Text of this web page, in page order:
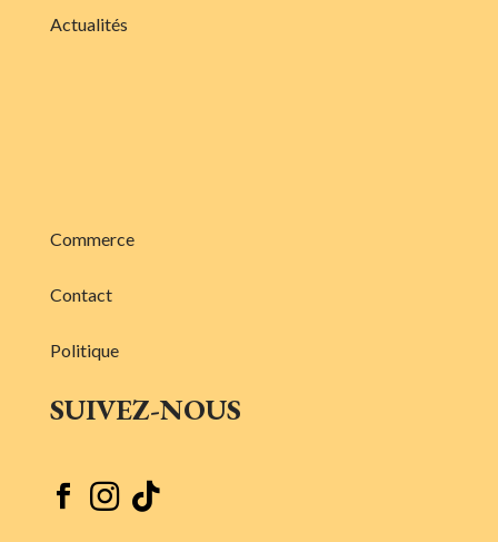
Actualités
Commerce
Contact
Politique
SUIVEZ-NOUS
  